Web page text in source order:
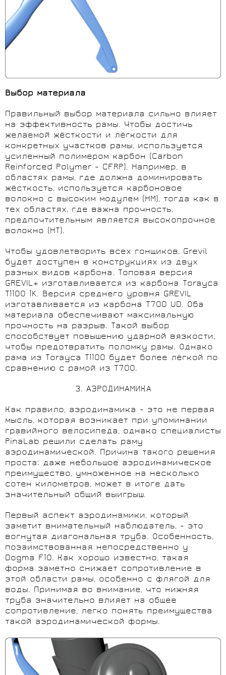
Выбор материала
Правильный выбор материала сильно влияет
на эффективность рамы. Чтобы достичь
желаемой жёсткости и лёгкости для
конкретных участков рамы, используется
усиленный полимером карбон (Carbon
Reinforced Polymer - CFRP). Например, в
областях рамы, где должна доминировать
жёсткость, используется карбоновое
волокно с высоким модулем (НМ), тогда как в
тех областях, где важна прочность,
предпочтительным является высокопрочное
волокно (НТ).
Чтобы удовлетворить всех гонщиков, Grevil
будет доступен в конструкциях из двух
разных видов карбона. Топовая версия
GREVIL+ изготавливается из карбона Torayca
T1100 1K. Версия среднего уровня GREVIL
изготавливается из карбона T700 UD. Оба
материала обеспечивают максимальную
прочность на разрыв. Такой выбор
способствует повышению ударной вязкости,
чтобы предотвратить поломку рамы. Однако
рама из Torayca T1100 будет более лёгкой по
сравнению с рамой из T700.
3. АЭРОДИНАМИКА
Как правило, аэродинамика - это не первая
мысль, которая возникает при упоминании
гравийного велосипеда, однако специалисты
PinaLab решили сделать раму
аэродинамической. Причина такого решения
проста: даже небольшое аэродинамическое
преимущество, умноженное на несколько
сотен километров, может в итоге дать
значительный общий выигрыш.
Первый аспект аэродинамики, который
заметит внимательный наблюдатель, - это
вогнутая диагональная труба. Особенность,
позаимствованная непосредственно у
Dogma F10. Как хорошо известно, такая
форма заметно снижает сопротивление в
этой области рамы, особенно с флягой для
воды. Принимая во внимание, что нижняя
труба значительно влияет на общее
сопротивление, легко понять преимущества
такой аэродинамической формы.